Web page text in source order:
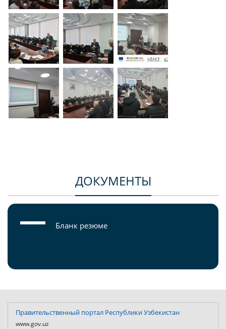
ДОКУМЕНТЫ
Бланк резюме
Правительственный портал Республики Узбекистан
www.gov.uz